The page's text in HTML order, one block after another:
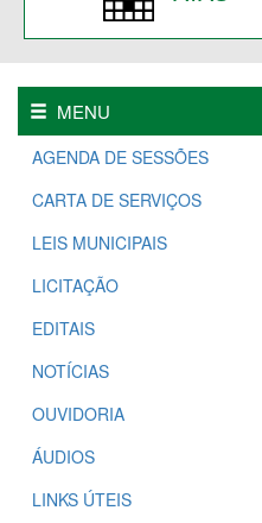
MENU
AGENDA DE SESSÕES
CARTA DE SERVIÇOS
LEIS MUNICIPAIS
LICITAÇÃO
EDITAIS
NOTÍCIAS
OUVIDORIA
ÁUDIOS
LINKS ÚTEIS